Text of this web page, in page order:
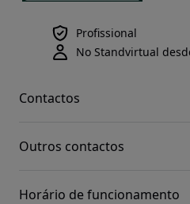
Profissional
No Standvirtual
Contactos
Outros contactos
Horário de funcionamento